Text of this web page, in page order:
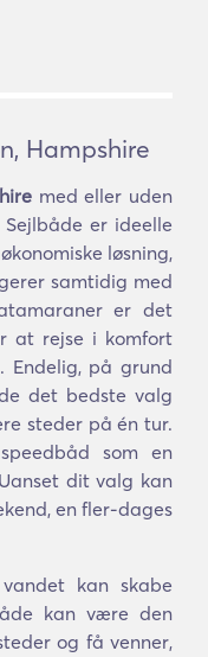
Hampshire
med eller uden
er ideelle
løsning,
samtidig med
er det
at rejse i komfort
Endelig, på grund
det bedste valg
steder på én tur.
som en
dit valg kan
en fler-dages
kan skabe
kan være den
og få venner,